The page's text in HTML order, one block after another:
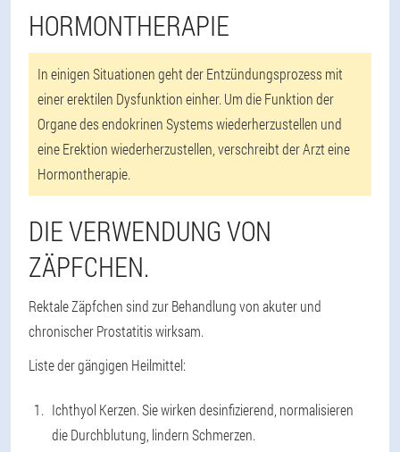
HORMONTHERAPIE
In einigen Situationen geht der Entzündungsprozess mit
einer erektilen Dysfunktion einher. Um die Funktion der
Organe des endokrinen Systems wiederherzustellen und
eine Erektion wiederherzustellen, verschreibt der Arzt eine
Hormontherapie.
DIE VERWENDUNG VON
ZÄPFCHEN.
Rektale Zäpfchen sind zur Behandlung von akuter und
chronischer Prostatitis wirksam.
Liste der gängigen Heilmittel:
Ichthyol Kerzen. Sie wirken desinfizierend, normalisieren
die Durchblutung, lindern Schmerzen.